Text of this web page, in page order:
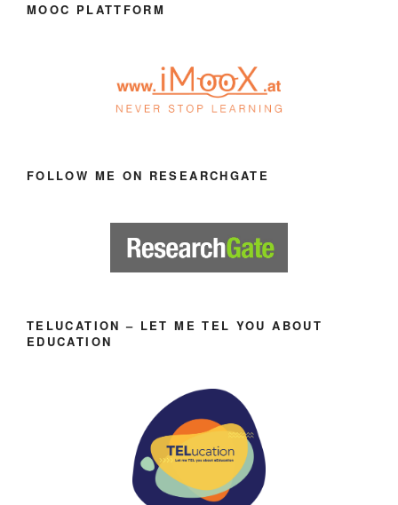
MOOC PLATTFORM
FOLLOW ME ON RESEARCHGATE
TELUCATION – LET ME TEL YOU ABOUT
EDUCATION